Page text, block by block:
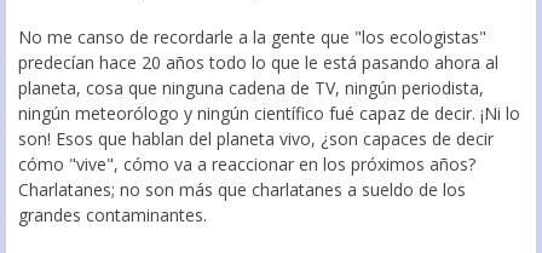
No me canso de recordarle a la gente que "los ecologistas"
predecían hace 20 años todo lo que le está pasando ahora al
planeta, cosa que ninguna cadena de TV, ningún periodista,
ningún meteorólogo y ningún científico fué capaz de decir. ¡Ni lo
son! Esos que hablan del planeta vivo, ¿son capaces de decir
cómo "vive", cómo va a reaccionar en los próximos años?
Charlatanes; no son más que charlatanes a sueldo de los
grandes contaminantes.